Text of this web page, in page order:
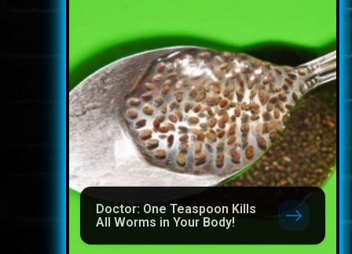
Doctor: One Teaspoon Kills
All Worms in Your Body!